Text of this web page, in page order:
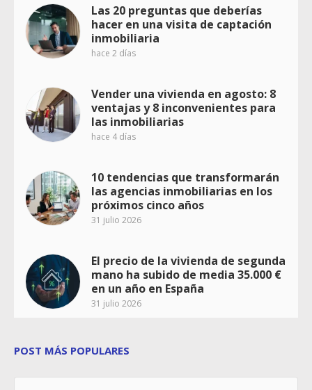
Las 20 preguntas que deberías
hacer en una visita de captación
inmobiliaria
hace 2 días
Vender una vivienda en agosto: 8
ventajas y 8 inconvenientes para
las inmobiliarias
hace 4 días
10 tendencias que transformarán
las agencias inmobiliarias en los
próximos cinco años
31 julio 2026
El precio de la vivienda de segunda
mano ha subido de media 35.000 €
en un año en España
31 julio 2026
POST MÁS POPULARES